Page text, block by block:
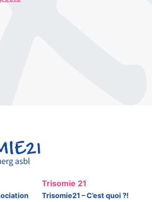
Trisomie 21
Trisomie21 – C’est quoi ?!